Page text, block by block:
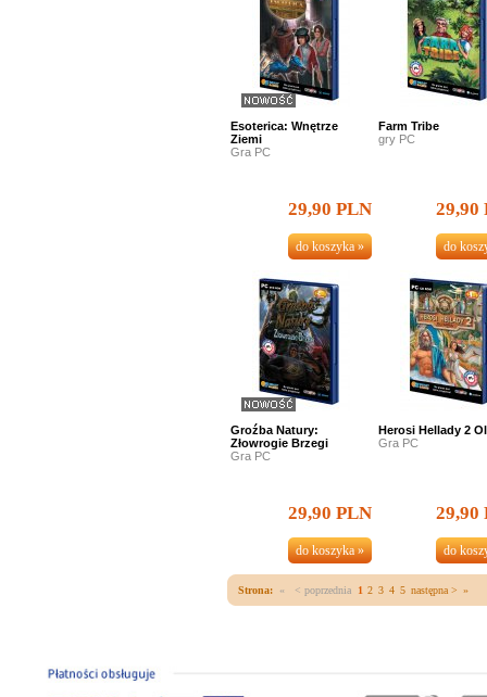
Esoterica: Wnętrze
Ziemi
Gra PC
29,90 PLN
Farm Tribe
gry PC
29,90
Groźba Natury:
Złowrogie Brzegi
Gra PC
29,90 PLN
Herosi Hellady 2
Gra PC
29,90
Strona: « < poprzednia 1 2 3 4 5 następna > »